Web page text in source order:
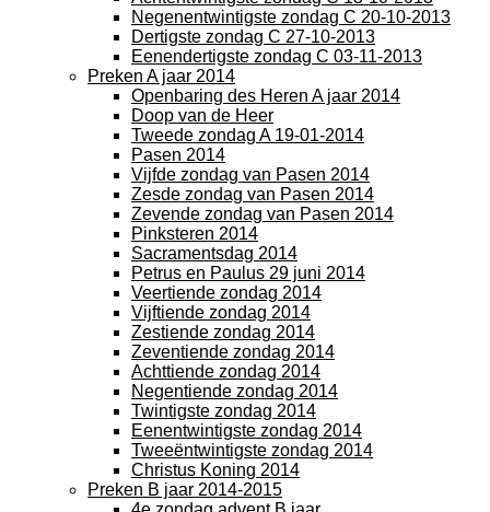
Negenentwintigste zondag C 20-10-2013
Dertigste zondag C 27-10-2013
Eenendertigste zondag C 03-11-2013
Preken A jaar 2014
Openbaring des Heren A jaar 2014
Doop van de Heer
Tweede zondag A 19-01-2014
Pasen 2014
Vijfde zondag van Pasen 2014
Zesde zondag van Pasen 2014
Zevende zondag van Pasen 2014
Pinksteren 2014
Sacramentsdag 2014
Petrus en Paulus 29 juni 2014
Veertiende zondag 2014
Vijftiende zondag 2014
Zestiende zondag 2014
Zeventiende zondag 2014
Achttiende zondag 2014
Negentiende zondag 2014
Twintigste zondag 2014
Eenentwintigste zondag 2014
Tweeëntwintigste zondag 2014
Christus Koning 2014
Preken B jaar 2014-2015